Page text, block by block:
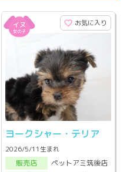
お気に入り
ヨークシャー・テリア
2026/5/11生まれ
販売店
ペットアミ筑後店